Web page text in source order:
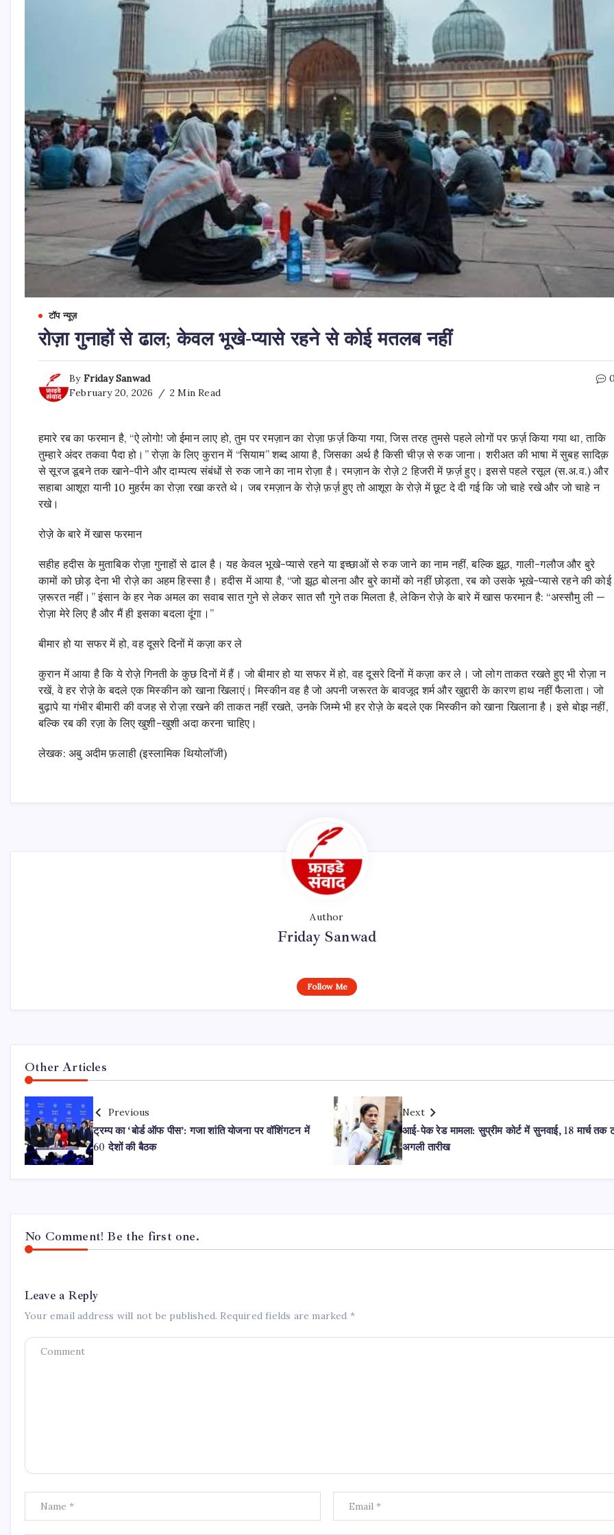
टॉप न्यूज़
रोज़ा गुनाहों से ढाल; केवल भूखे-प्यासे रहने से कोई मतलब नहीं
By Friday Sanwad
February 20, 2026
2 Min Read
हमारे रब का फरमान है, “ऐ लोगो! जो ईमान लाए हो, तुम पर रमज़ान का रोज़ा फ़र्ज़ किया गया, जिस तरह तुमसे पहले लोगों पर फ़र्ज़ किया गया था, ताकि
तुम्हारे अंदर तकवा पैदा हो।” रोज़ा के लिए कुरान में “सियाम” शब्द आया है, जिसका अर्थ है किसी चीज़ से रुक जाना। शरीअत की भाषा में सुबह सादिक़
से सूरज डूबने तक खाने-पीने और दाम्पत्य संबंधों से रुक जाने का नाम रोज़ा है। रमज़ान के रोज़े 2 हिजरी में फ़र्ज़ हुए। इससे पहले रसूल (स.अ.व.) और
सहाबा आशूरा यानी 10 मुहर्रम का रोज़ा रखा करते थे। जब रमज़ान के रोज़े फ़र्ज़ हुए तो आशूरा के रोज़े में छूट दे दी गई कि जो चाहे रखे और जो चाहे न
रखे।
रोज़े के बारे में खास फरमान
सहीह हदीस के मुताबिक रोज़ा गुनाहों से ढाल है। यह केवल भूखे-प्यासे रहने या इच्छाओं से रुक जाने का नाम नहीं, बल्कि झूठ, गाली-गलौज और बुरे
कामों को छोड़ देना भी रोज़े का अहम हिस्सा है। हदीस में आया है, “जो झूठ बोलना और बुरे कामों को नहीं छोड़ता, रब को उसके भूखे-प्यासे रहने की कोई
ज़रूरत नहीं।” इंसान के हर नेक अमल का सवाब सात गुने से लेकर सात सौ गुने तक मिलता है, लेकिन रोज़े के बारे में खास फरमान है: “अस्सौमु ली —
रोज़ा मेरे लिए है और मैं ही इसका बदला दूंगा।”
बीमार हो या सफर में हो, वह दूसरे दिनों में कज़ा कर ले
कुरान में आया है कि ये रोज़े गिनती के कुछ दिनों में हैं। जो बीमार हो या सफर में हो, वह दूसरे दिनों में कज़ा कर ले। जो लोग ताकत रखते हुए भी रोज़ा न
रखें, वे हर रोज़े के बदले एक मिस्कीन को खाना खिलाएं। मिस्कीन वह है जो अपनी जरूरत के बावजूद शर्म और खुद्दारी के कारण हाथ नहीं फैलाता। जो
बुढ़ापे या गंभीर बीमारी की वजह से रोज़ा रखने की ताकत नहीं रखते, उनके जिम्मे भी हर रोज़े के बदले एक मिस्कीन को खाना खिलाना है। इसे बोझ नहीं,
बल्कि रब की रज़ा के लिए खुशी-खुशी अदा करना चाहिए।
लेखक: अबु अदीम फ़लाही (इस्लामिक थियोलॉजी)
Author
Friday Sanwad
Follow Me
Other Articles
Previous
ट्रम्प का ‘बोर्ड ऑफ पीस’: गजा शांति योजना पर वॉशिंगटन में
60 देशों की बैठक
Next
आई-पेक रेड मामला: सुप्रीम कोर्ट में सुनवाई, 18 मार्च तक
अगली तारीख
No Comment! Be the first one.
Leave a Reply
Your email address will not be published. Required fields are marked *